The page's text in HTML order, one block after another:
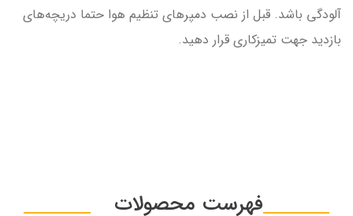
آلودگی باشد. قبل از نصب دمپرهای تنظیم هوا حتما دریچه‌های
بازدید جهت تمیزکاری قرار دهید.
فهرست محصولات